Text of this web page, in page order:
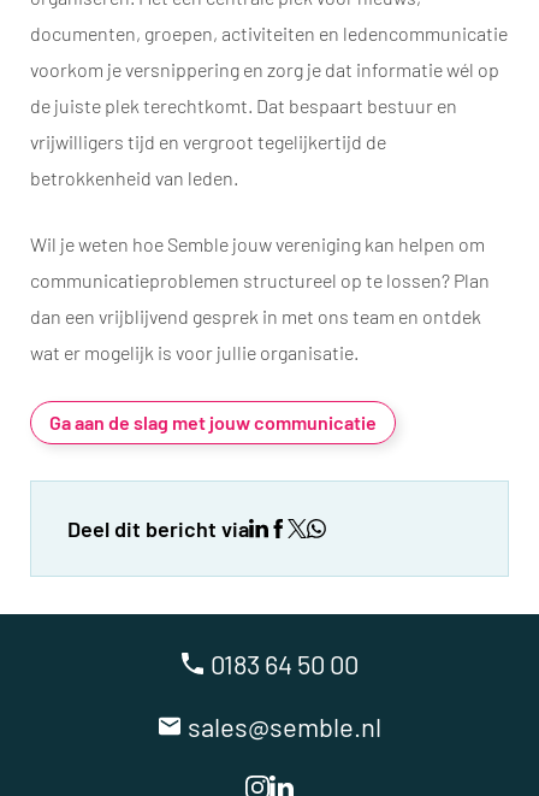
documenten, groepen, activiteiten en ledencommunicatie
voorkom je versnippering en zorg je dat informatie wél op
de juiste plek terechtkomt. Dat bespaart bestuur en
vrijwilligers tijd en vergroot tegelijkertijd de
betrokkenheid van leden.
Wil je weten hoe Semble jouw vereniging kan helpen om
communicatieproblemen structureel op te lossen? Plan
dan een vrijblijvend gesprek in met ons team en ontdek
wat er mogelijk is voor jullie organisatie.
Ga aan de slag met jouw communicatie
Deel dit bericht via
0183 64 50 00
sales@semble.nl